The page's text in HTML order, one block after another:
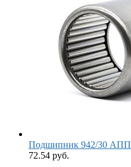
Подшипник 942/30 АПП
72.54 руб.